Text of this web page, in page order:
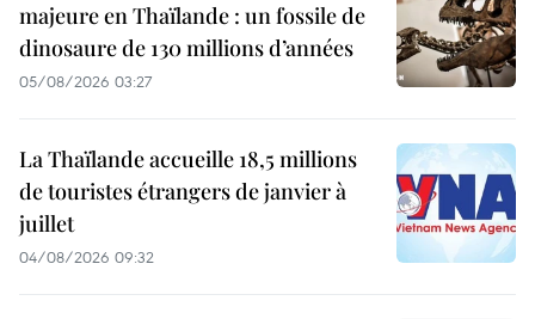
majeure en Thaïlande : un fossile de
dinosaure de 130 millions d’années
05/08/2026 03:27
La Thaïlande accueille 18,5 millions
de touristes étrangers de janvier à
juillet
04/08/2026 09:32